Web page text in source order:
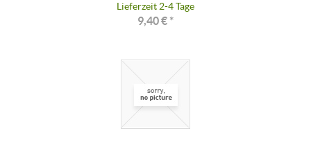
Lieferzeit 2-4 Tage
9,40 € *